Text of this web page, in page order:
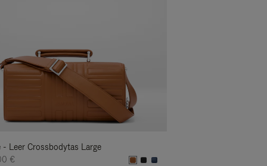
- Leer Crossbodytas Large
€